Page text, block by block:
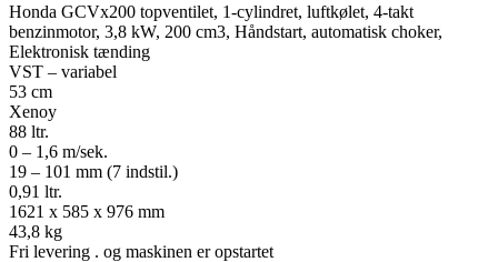
Honda GCVx200 topventilet, 1-cylindret, luftkølet, 4-takt
benzinmotor, 3,8 kW, 200 cm3, Håndstart, automatisk choker,
Elektronisk tænding
VST – variabel
53 cm
Xenoy
88 ltr.
0 – 1,6 m/sek.
19 – 101 mm (7 indstil.)
0,91 ltr.
1621 x 585 x 976 mm
43,8 kg
Fri levering . og maskinen er opstartet